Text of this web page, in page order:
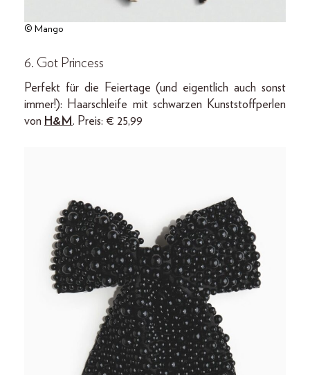
© Mango
6. Got Princess
Perfekt für die Feiertage (und eigentlich auch sonst
immer!): Haarschleife mit schwarzen Kunststoffperlen
von H&M. Preis: € 25,99